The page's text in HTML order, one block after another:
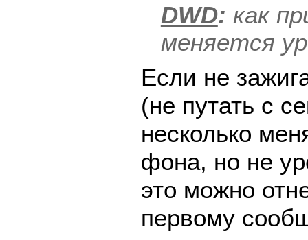
DWD: как
меняется
Если не
(не путать с
несколько
фона, но не
это можно
первому